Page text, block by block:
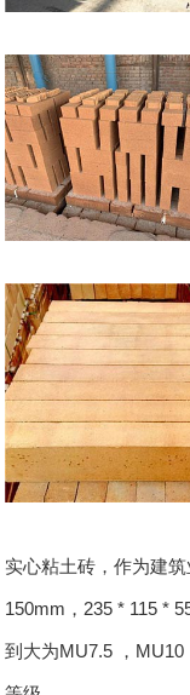
实心粘土砖，作为建
150mm，235 * 115 *
到大为MU7.5 ，